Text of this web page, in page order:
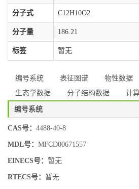
分子式 C12H10O2
分子量 186.21
标签 暂无
编号系统 表征图谱 物性数据
生态学数据
分子结构数据 计
编号系统
CAS号： 4488-40-8
MDL号： MFCD00671557
EINECS号： 暂无
RTECS号： 暂无